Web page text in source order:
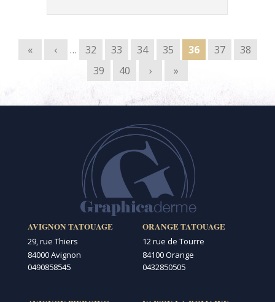
Pages
« ‹ … 32 33 34 35 36 37
38
39
40 › »
AVIGNON TATOUAGE
29, rue Thiers
84000 Avignon
0490858545
ORANGE TATOUAGE
12 rue de Tourre
84100 Orange
0432850505